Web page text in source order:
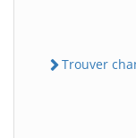
Trouver